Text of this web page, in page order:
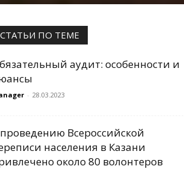
СТАТЬИ ПО ТЕМЕ
аудит: особенности и
- 28.03.2023
Всероссийской
населения в Казани
около 80 волонтеров